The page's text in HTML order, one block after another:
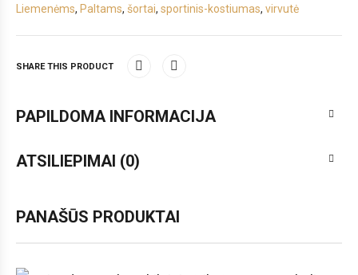
Liemenėms, Paltams, šortai, sportinis-kostiumas, virvutė
SHARE THIS PRODUCT
PAPILDOMA INFORMACIJA
ATSILIEPIMAI (0)
PANAŠŪS PRODUKTAI